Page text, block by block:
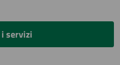
servizi